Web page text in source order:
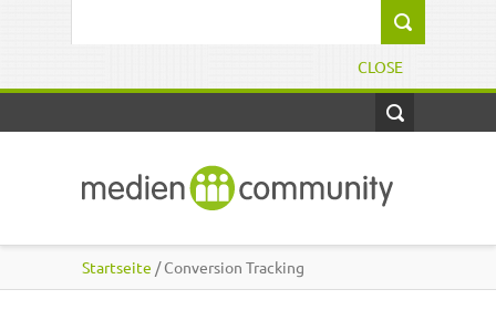
CLOSE
Startseite / Conversion Tracking